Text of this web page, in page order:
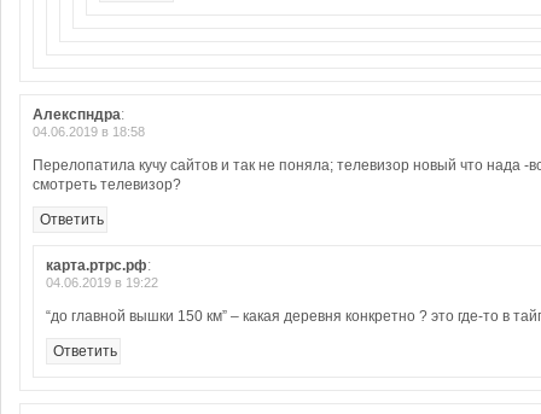
Алекспндра:
04.06.2019 в 18:58
Перелопатила кучу сайтов и так не поняла; телевизор новый что нада
смотреть телевизор?
Ответить
карта.ртрс.рф:
04.06.2019 в 19:22
“до главной вышки 150 км” – какая деревня конкретно ? это где-то в
Ответить